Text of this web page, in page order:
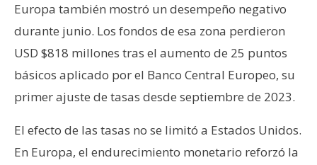
Europa también mostró un desempeño negativo
durante junio. Los fondos de esa zona perdieron
USD $818 millones tras el aumento de 25 puntos
básicos aplicado por el Banco Central Europeo, su
primer ajuste de tasas desde septiembre de 2023.
El efecto de las tasas no se limitó a Estados Unidos.
En Europa, el endurecimiento monetario reforzó la